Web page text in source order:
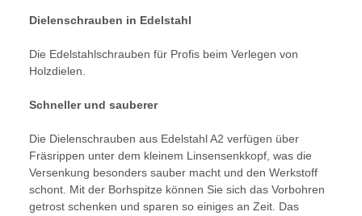
Dielenschrauben in Edelstahl
Die Edelstahlschrauben für Profis beim Verlegen von
Holzdielen.
Schneller und sauberer
Die Dielenschrauben aus Edelstahl A2 verfügen über
Fräsrippen unter dem kleinem Linsensenkkopf, was die
Versenkung besonders sauber macht und den Werkstoff
schont. Mit der Borhspitze können Sie sich das Vorbohren
getrost schenken und sparen so einiges an Zeit. Das